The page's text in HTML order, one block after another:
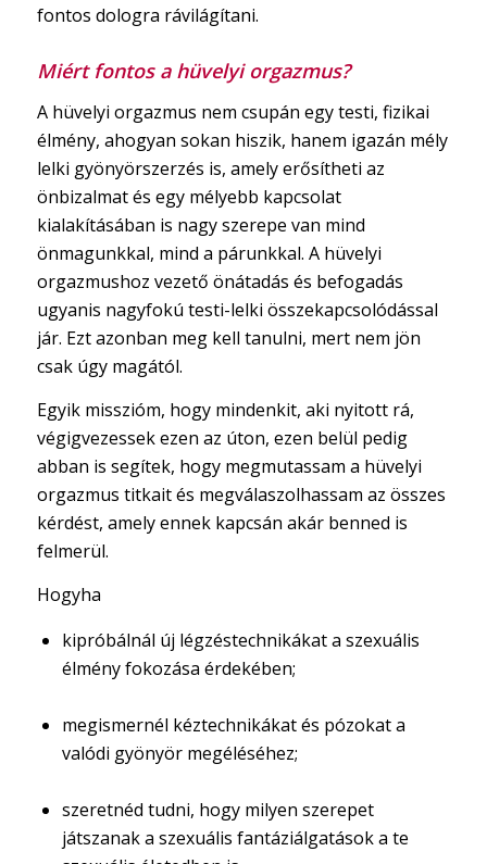
fontos dologra rávilágítani.
Miért fontos a hüvelyi orgazmus?
A hüvelyi orgazmus nem csupán egy testi, fizikai
élmény, ahogyan sokan hiszik, hanem igazán mély
lelki gyönyörszerzés is, amely erősítheti az
önbizalmat és egy mélyebb kapcsolat
kialakításában is nagy szerepe van mind
önmagunkkal, mind a párunkkal. A hüvelyi
orgazmushoz vezető önátadás és befogadás
ugyanis nagyfokú testi-lelki összekapcsolódással
jár. Ezt azonban meg kell tanulni, mert nem jön
csak úgy magától.
Egyik misszióm, hogy mindenkit, aki nyitott rá,
végigvezessek ezen az úton, ezen belül pedig
abban is segítek, hogy megmutassam a hüvelyi
orgazmus titkait és megválaszolhassam az összes
kérdést, amely ennek kapcsán akár benned is
felmerül.
Hogyha
kipróbálnál új légzéstechnikákat a szexuális
élmény fokozása érdekében;
megismernél kéztechnikákat és pózokat a
valódi gyönyör megéléséhez;
szeretnéd tudni, hogy milyen szerepet
játszanak a szexuális fantáziálgatások a te